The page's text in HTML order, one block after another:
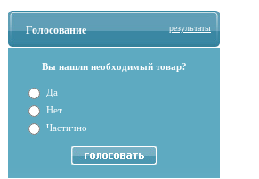
Голосование результаты
Вы нашли необходимый товар?
Да
Нет
Частично